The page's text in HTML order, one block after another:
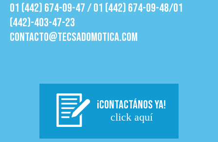
01 (442) 674-09-47 / 01 (442) 674-09-48/01
(442)-403-47-23
contacto@tecsadomotica.com
¡CONTACTÁNOS YA!
click aquí